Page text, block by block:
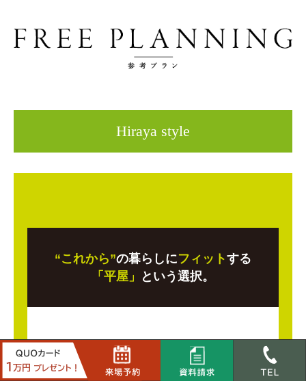
Hiraya style
“これから”の暮らしにフィットする
「平屋」
という選択。